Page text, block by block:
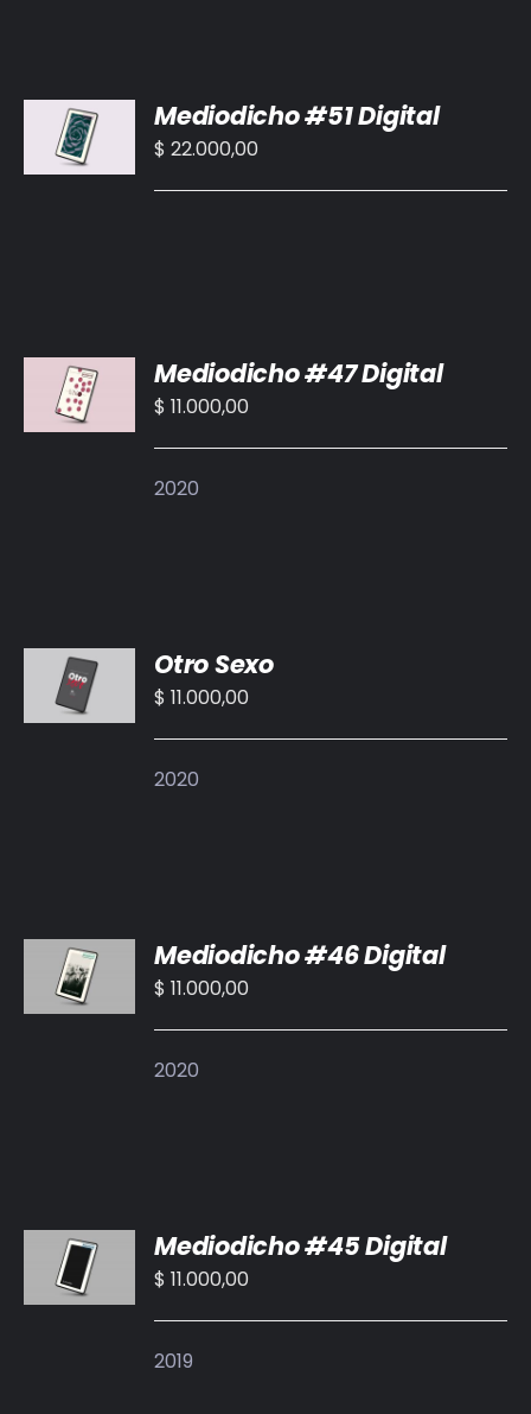
AL
CARRITO
/
Mediodicho #51 Digital
$ 22.000,00
AL
CARRITO
/
Mediodicho #47 Digital
$ 11.000,00
2020
AL
CARRITO
/
Otro Sexo
$ 11.000,00
2020
AL
CARRITO
/
Mediodicho #46 Digital
$ 11.000,00
2020
AL
CARRITO
/
Mediodicho #45 Digital
$ 11.000,00
2019